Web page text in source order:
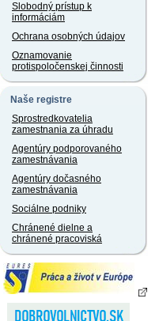
Slobodný prístup k
informáciám
Ochrana osobných údajov
Oznamovanie
protispoločenskej činnosti
Naše registre
Sprostredkovatelia
zamestnania za úhradu
Agentúry podporovaného
zamestnávania
Agentúry dočasného
zamestnávania
Sociálne podniky
Chránené dielne a
chránené pracoviská